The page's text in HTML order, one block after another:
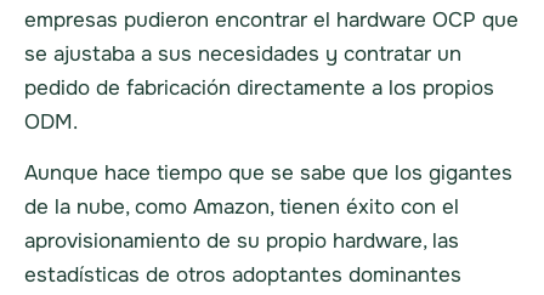
empresas pudieron encontrar el hardware OCP que
se ajustaba a sus necesidades y contratar un
pedido de fabricación directamente a los propios
ODM.
Aunque hace tiempo que se sabe que los gigantes
de la nube, como Amazon, tienen éxito con el
aprovisionamiento de su propio hardware, las
estadísticas de otros adoptantes dominantes